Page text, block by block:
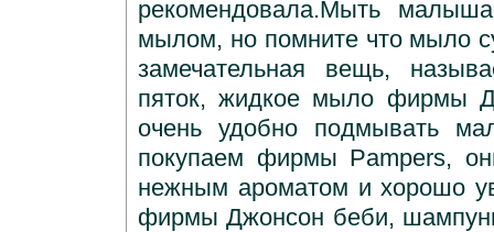
рекомендовала.Мыть
мылом, но помните что мыло
замечательная вещь,
пяток, жидкое мыло фирмы
очень удобно подмывать
покупаем фирмы Pampers,
нежным ароматом и хорошо
фирмы Джонсон беби,